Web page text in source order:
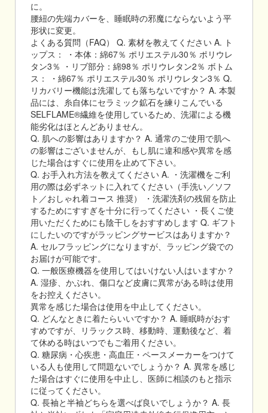
に。
腰紐の先端カバーを、睡眠時の邪魔にならないよう平
形状に変更。
よくある質問（FAQ） Q. 素材を教えてください A. ト
ップス： ・本体：綿67％ ポリエステル30％ ポリウレ
タン3％ ・リブ部分：綿98％ ポリウレタン2％ ボトム
ス： ・綿67％ ポリエステル30％ ポリウレタン3％ Q.
リカバリー機能は洗濯しても落ちないですか？ A. 本製
品には、糸自体にセラミック鉱石を練りこんでいる
SELFLAME®繊維を使用しているため、洗濯による機
能劣化はほとんどありません。
Q. 肌への影響はありますか？ A. 通常のご使用で肌へ
の影響はございませんが、もし肌に違和感や異常を感
じた場合はすぐに使用を止めて下さい。
Q. お手入れ方法を教えてください A. ・洗濯機をご利
用の際は必ずネットに入れてください（手洗い／ソフ
ト／おしゃれ着コース 推奨） ・洗濯洗剤の残留を防止
するためにすすぎを十分に行ってください ・長くご使
用いただくためにも陰干しをおすすめします Q. ギフト
にしたいのですがラッピングサービスはありますか？
A. セルフラッピングになりますが、ラッピング袋での
お届けが可能です。
Q. 一般医療機器を使用してはいけない人はいますか？
A. 湿疹、かぶれ、傷口など皮膚に異常がある時は使用
をお控えください。
異常を感じた場合は使用を中止してください。
Q. どんなときに着たらいいですか？ A. 睡眠時がおす
すめですが、リラックス時、移動時、運動後など、着
て休める時はいつでもご着用ください。
Q. 糖尿病・心疾患・高血圧・ペースメーカーをつけて
いる人も使用して問題ないでしょうか？ A. 異常を感じ
た場合はすぐに使用を中止し、医師に相談のもと指示
に従ってください。
Q. 長袖と半袖どちらを選べば良いでしょうか？ A. 長